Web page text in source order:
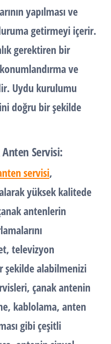
yapılması ve
getirmeyi içerir.
gerektiren bir
ve
Uydu kurulumu
doğru bir şekilde
Servisi:
servisi,
yüksek kalitede
antenlerin
televizyon
şekilde alabilmenizi
çanak antenin
kablolama, anten
gibi çeşitli